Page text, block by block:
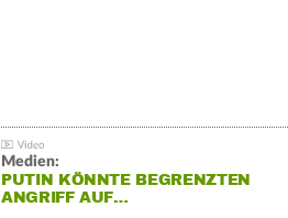
Medien:
PUTIN KÖNNTE BEGRENZTEN
ANGRIFF AUF…